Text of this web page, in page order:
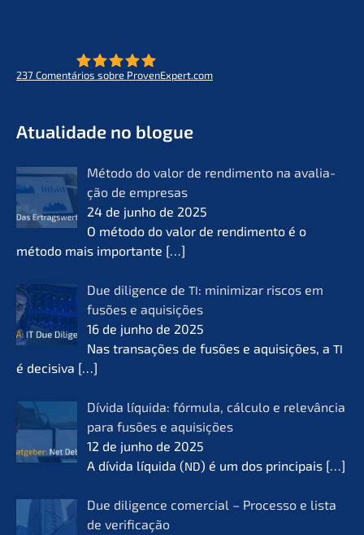
237 Comen­tá­ri­os sobre ProvenExpert.com
Atual­i­da­de no blogue
Método do valor de rendi­men­to na avalia­
ção de empre­sas
24 de junho de 2025
O método do valor de rendi­men­to é o
método mais importan­te […]
Due diligence de TI: minimi­zar riscos em
fusões e aquisi­ções
16 de junho de 2025
Nas transa­ções de fusões e aquisi­ções, a TI
é decisi­va […]
Dívida líqui­da: fórmu­la, cálcu­lo e relevân­cia
para fusões e aquisi­ções
12 de junho de 2025
A dívida líqui­da (ND) é um dos princi­pais […]
Due diligence comer­cial – Proces­so e lista
de verifi­ca­ção